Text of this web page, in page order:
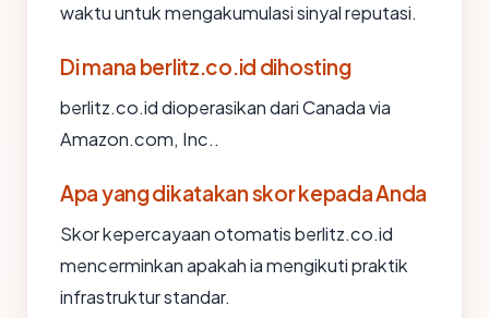
waktu untuk mengakumulasi sinyal reputasi.
Di mana berlitz.co.id dihosting
berlitz.co.id dioperasikan dari Canada via
Amazon.com, Inc..
Apa yang dikatakan skor kepada Anda
Skor kepercayaan otomatis berlitz.co.id
mencerminkan apakah ia mengikuti praktik
infrastruktur standar.